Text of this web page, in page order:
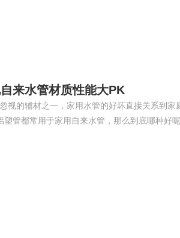
来水管材质性能大PK
视的辅材之一，家用水管的好坏直接关系到
塑管都常用于家用自来水管，那么到底哪种